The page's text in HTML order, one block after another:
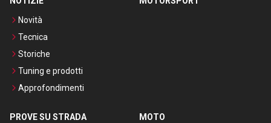
Novità
Tecnica
Storiche
Tuning e prodotti
Approfondimenti
PROVE SU STRADA
MOTO